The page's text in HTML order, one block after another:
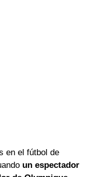
en el fútbol de
un espectador